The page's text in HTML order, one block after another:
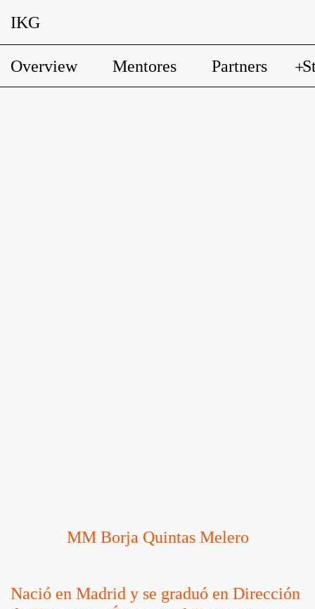
IKG
+
Overview Mentores Partners
MM Borja Quintas Melero
Nació en Madrid y se graduó en Dirección